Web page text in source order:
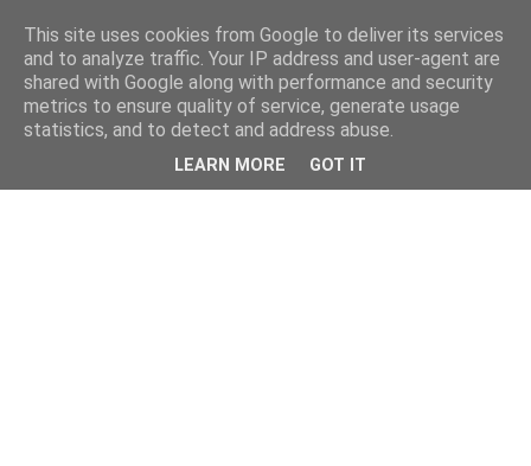
This site uses cookies from Google to deliver its services
and to analyze traffic. Your IP address and user-agent are
shared with Google along with performance and security
metrics to ensure quality of service, generate usage
statistics, and to detect and address abuse.
LEARN MORE GOT IT